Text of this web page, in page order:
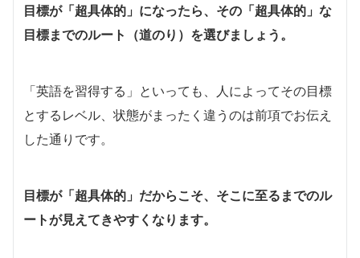
目標が「超具体的」になったら、その「超具体的」な
目標までのルート（道のり）を選びましょう。
「英語を習得する」といっても、人によってその目標
とするレベル、状態がまったく違うのは前項でお伝え
した通りです。
目標が「超具体的」だからこそ、そこに至るまでのル
ートが見えてきやすくなります。